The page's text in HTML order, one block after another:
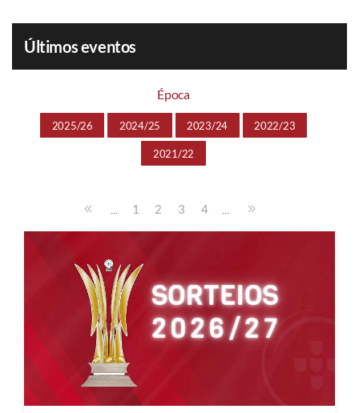
Últimos eventos
Época
2025/26 2024/25 2023/24 2022/23
2021/22
... 1 2 3 4 ...